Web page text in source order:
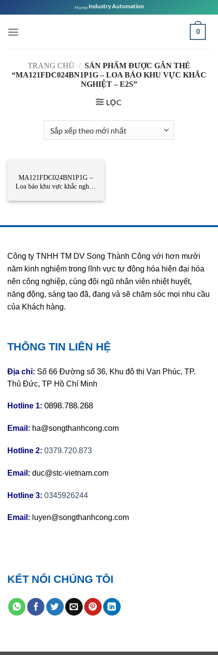
qua
nội
Home Industry Automation
0
TRANG CHỦ / SẢN PHẨM ĐƯỢC GẮN THẺ
“MA121FDC024BN1P1G – LOA BÁO KHU VỰC KHẮC
NGHIỆT – E2S”
LỌC
MA121FDC024BN1P1G –
Loa báo khu vực khắc nghiệt
Công ty TNHH TM DV Song Thành Công với hơn mười
năm kinh nghiệm trong lĩnh vực tự động hóa hiện đại hóa
nên công nghiệp, cùng đội ngũ nhân viên nhiệt huyết,
năng động, sáng tạo đã, đang và sẽ chăm sóc mọi nhu cầu
của Khách hàng.
THÔNG TIN LIÊN HỆ
Địa chỉ: Số 66 Đường số 36, Khu đô thị Vạn Phúc, TP.
Thủ Đức, TP Hồ Chí Minh
Hotline 1: 0898.788.268
Email: ha@songthanhcong.com
Hotline 2: 0379.720.873
Email: duc@stc-vietnam.com
Hotline 3: 0345926244
Email: luyen@songthanhcong.com
KẾT NỐI CHÚNG TÔI